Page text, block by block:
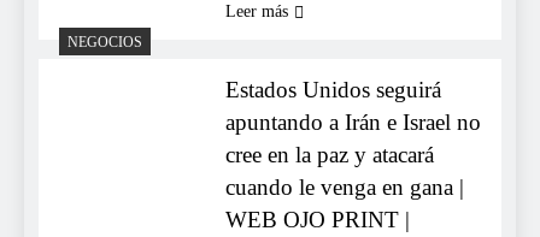
Leer más
NEGOCIOS
Estados Unidos seguirá
apuntando a Irán e Israel no
cree en la paz y atacará
cuando le venga en gana |
WEB OJO PRINT |